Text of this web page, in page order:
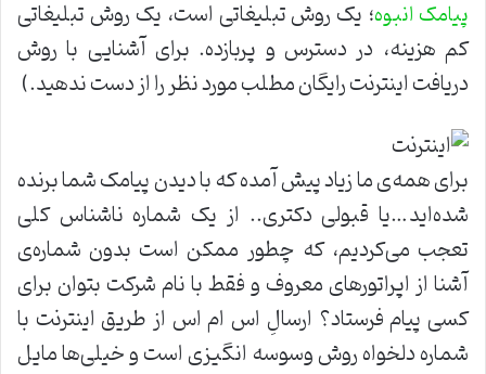
پیامک انبوه؛ یک روش تبلیغاتی است، یک روش تبلیغاتی
کم هزینه، در دسترس و پربازده. برای آشنایی با روش
دریافت اینترنت رایگان مطلب مورد نظر را از دست ندهید.)
برای همه‌ی ما زیاد پیش آمده که با دیدن پیامک شما برنده
شده‌اید…یا قبولی دکتری.. از یک شماره ناشناس کلی
تعجب می‌کردیم، که چطور ممکن است بدون شماره‌ی
آشنا از اپراتورهای معروف و فقط با نام شرکت بتوان برای
کسی پیام فرستاد؟ ارسالِ اس ام اس از طریق اینترنت با
شماره دلخواه روش وسوسه انگیزی است و خیلی‌ها مایل